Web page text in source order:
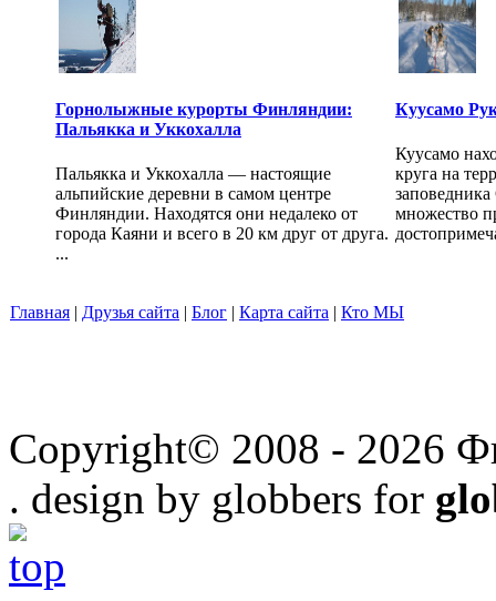
Горнолыжные курорты Финляндии:
Пальякка и Уккохалла
Пальякка и Уккохалла — настоящие
альпийские деревни в самом центре
Финляндии. Находятся они недалеко от
города Каяни и всего в 20 км друг от друга.
...
Куусамо
Куусамо
круга на
множество
Главная | Друзья сайта | Блог | Карта сайта | Кто МЫ
Copyright© 2008 - 2026
. design by globbers for